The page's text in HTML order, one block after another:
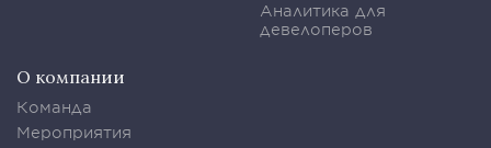
Аналитика для
девелоперов
О компании
Команда
Мероприятия